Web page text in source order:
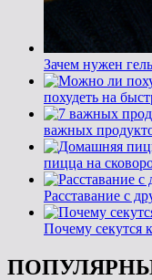
Зачем нужен
похудеть на
важных
пицца на
Расставание с
Почему секутся